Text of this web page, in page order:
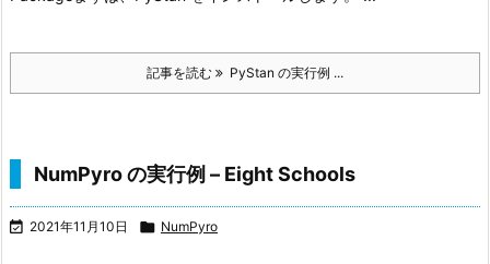
記事を読む PyStan の実行例 ...
NumPyro の実行例 – Eight Schools
 2021年11月10日  NumPyro